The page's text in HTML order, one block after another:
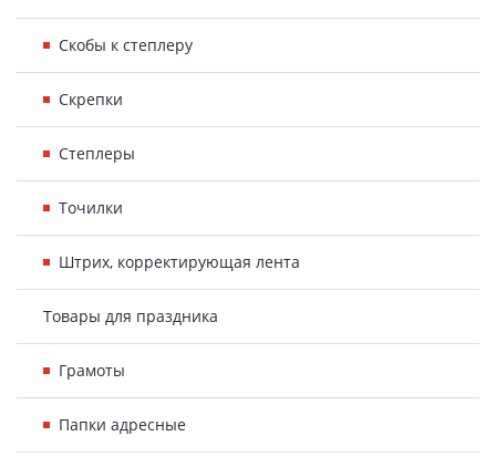
Скобы к степлеру
Скрепки
Степлеры
Точилки
Штрих, корректирующая лента
Товары для праздника
Грамоты
Папки адресные